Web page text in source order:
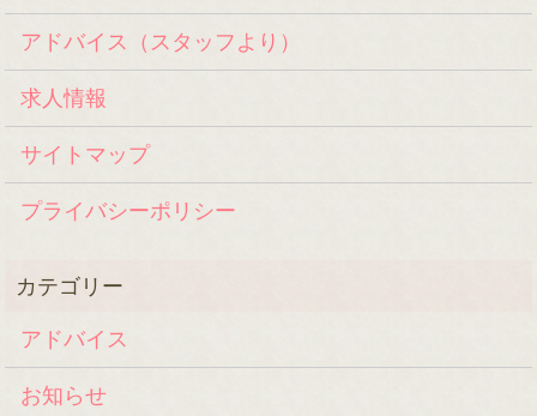
アドバイス（スタッフより）
求人情報
サイトマップ
プライバシーポリシー
アドバイス
お知らせ